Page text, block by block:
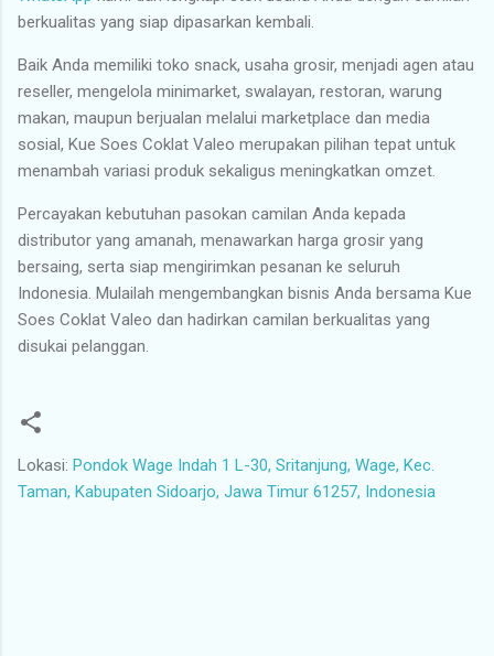
berkualitas yang siap dipasarkan kembali.
Baik Anda memiliki toko snack, usaha grosir, menjadi agen atau
reseller, mengelola minimarket, swalayan, restoran, warung
makan, maupun berjualan melalui marketplace dan media
sosial, Kue Soes Coklat Valeo merupakan pilihan tepat untuk
menambah variasi produk sekaligus meningkatkan omzet.
Percayakan kebutuhan pasokan camilan Anda kepada
distributor yang amanah, menawarkan harga grosir yang
bersaing, serta siap mengirimkan pesanan ke seluruh
Indonesia. Mulailah mengembangkan bisnis Anda bersama Kue
Soes Coklat Valeo dan hadirkan camilan berkualitas yang
disukai pelanggan.
Lokasi: Pondok Wage Indah 1 L-30, Sritanjung, Wage, Kec.
Taman, Kabupaten Sidoarjo, Jawa Timur 61257, Indonesia